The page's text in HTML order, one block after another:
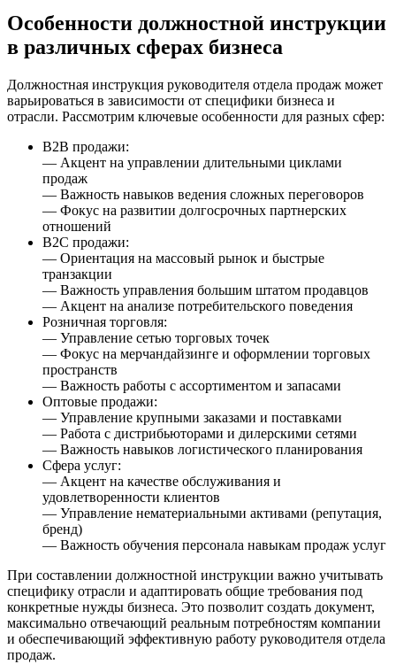
Особенности должностной инструкции
в различных сферах бизнеса
Должностная инструкция руководителя отдела продаж может
варьироваться в зависимости от специфики бизнеса и
отрасли. Рассмотрим ключевые особенности для разных сфер:
B2B продажи:
— Акцент на управлении длительными циклами
продаж
— Важность навыков ведения сложных переговоров
— Фокус на развитии долгосрочных партнерских
отношений
B2C продажи:
— Ориентация на массовый рынок и быстрые
транзакции
— Важность управления большим штатом продавцов
— Акцент на анализе потребительского поведения
Розничная торговля:
— Управление сетью торговых точек
— Фокус на мерчандайзинге и оформлении торговых
пространств
— Важность работы с ассортиментом и запасами
Оптовые продажи:
— Управление крупными заказами и поставками
— Работа с дистрибьюторами и дилерскими сетями
— Важность навыков логистического планирования
Сфера услуг:
— Акцент на качестве обслуживания и
удовлетворенности клиентов
— Управление нематериальными активами (репутация,
бренд)
— Важность обучения персонала навыкам продаж услуг
При составлении должностной инструкции важно учитывать
специфику отрасли и адаптировать общие требования под
конкретные нужды бизнеса. Это позволит создать документ,
максимально отвечающий реальным потребностям компании
и обеспечивающий эффективную работу руководителя отдела
продаж.